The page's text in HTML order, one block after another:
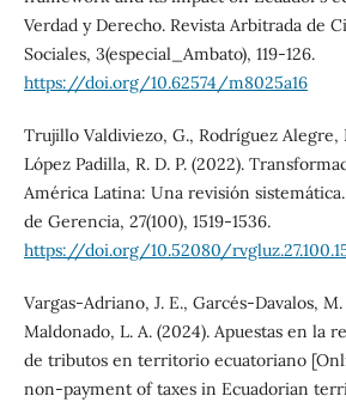
Verdad y Derecho. Revista Arbitrada de
Sociales, 3(especial_Ambato), 119-126.
https://doi.org/10.62574/m8025a16
Trujillo Valdiviezo, G., Rodríguez Alegre,
López Padilla, R. D. P. (2022).
América Latina: Una revisión
de Gerencia, 27(100), 1519-1536.
https://doi.org/10.52080/
Vargas-Adriano, J. E., Garcés-Davalos,
Maldonado, L. A. (2024). Apuestas en la
de tributos en territorio ecuatoriano
non-payment of taxes in Ecuadorian